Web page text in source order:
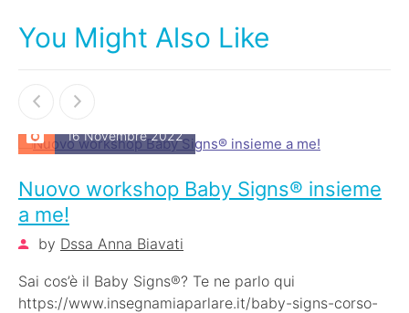
You Might Also Like
16 Novembre 2022
Nuovo workshop Baby Signs® insieme
a me!
by Dssa Anna Biavati
Sai cos’è il Baby Signs®? Te ne parlo qui
https://www.insegnamiaparlare.it/baby-signs-corso-